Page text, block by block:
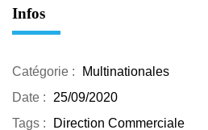
Infos
Catégorie :
Multinationales
Date :
25/09/2020
Tags :
Direction Commerciale